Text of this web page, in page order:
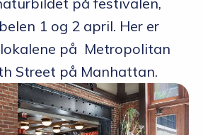
1 og 2 april. Her er
på Metropolitan
Street på Manhattan.